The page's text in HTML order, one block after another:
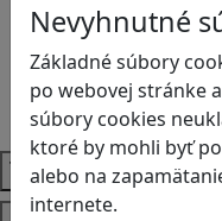
Nevyhnutné
Základné súbory
po webovej stránke
súbory cookies
ktoré by mohli byť
alebo na
internete.
Geografia
Matematika
Občianska náuka
Vlastiveda
Témy